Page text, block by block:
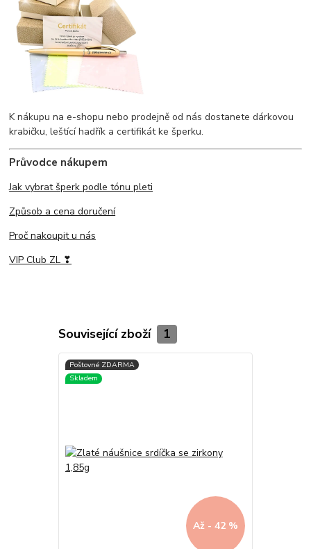
K nákupu na e-shopu nebo prodejně od nás dostanete dárkovou
krabičku, leštící hadřík a certifikát ke šperku.
Průvodce nákupem
Jak vybrat šperk podle tónu pleti
Způsob a cena doručení
Proč nakoupit u nás
VIP Club ZL ❣
Související zboží 1
Až - 42 %